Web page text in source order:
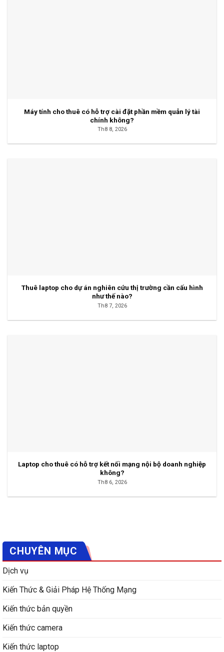
Máy tính cho thuê có hỗ trợ cài đặt phần mềm quản lý tài
chính không?
Th8 8, 2026
Thuê laptop cho dự án nghiên cứu thị trường cần cấu hình
như thế nào?
Th8 7, 2026
Laptop cho thuê có hỗ trợ kết nối mạng nội bộ doanh nghiệp
không?
Th8 6, 2026
CHUYÊN MỤC
Dịch vụ
Kiến Thức & Giải Pháp Hệ Thống Mạng
Kiến thức bản quyền
Kiến thức camera
Kiến thức laptop